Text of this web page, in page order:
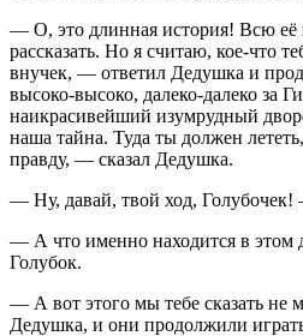
— О, это длинная история! Всю
рассказать. Но я считаю, кое-что
внучек, — ответил Дедушка и
высоко-высоко, далеко-далеко за
наикрасивейший изумрудный
наша тайна. Туда ты должен
правду, — сказал Дедушка.
— Ну, давай, твой ход, Голубочек!
— А что именно находится в этом
Голубок.
— А вот этого мы тебе сказать не
Дедушка, и они продолжили